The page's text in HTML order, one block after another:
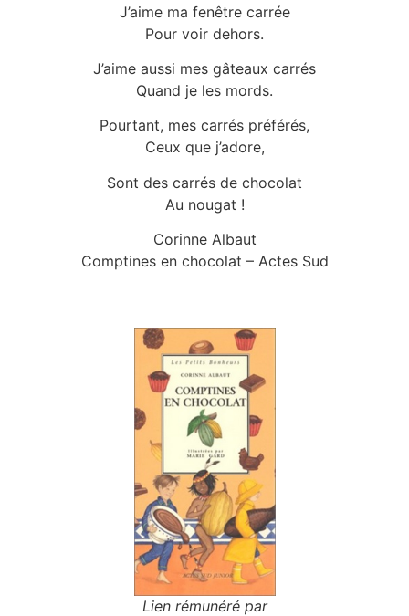
J’aime ma fenêtre carrée
Pour voir dehors.
J’aime aussi mes gâteaux carrés
Quand je les mords.
Pourtant, mes carrés préférés,
Ceux que j’adore,
Sont des carrés de chocolat
Au nougat !
Corinne Albaut
Comptines en chocolat – Actes Sud
Lien rémunéré par